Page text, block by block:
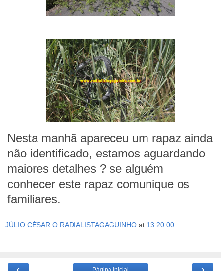
Nesta manhã apareceu um rapaz ainda
não identificado, estamos aguardando
maiores detalhes ? se alguém
conhecer este rapaz comunique os
familiares.
JÚLIO CÉSAR O RADIALISTAGAGUINHO at 13:20:00
Página inicial